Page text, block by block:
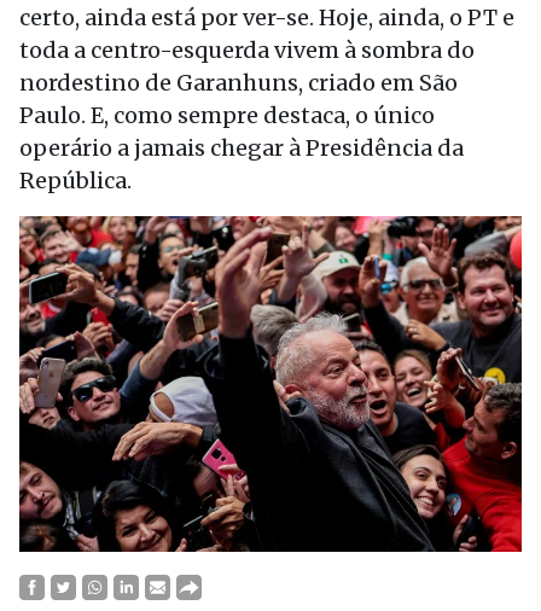
certo, ainda está por ver-se. Hoje, ainda, o PT e
toda a centro-esquerda vivem à sombra do
nordestino de Garanhuns, criado em São
Paulo. E, como sempre destaca, o único
operário a jamais chegar à Presidência da
República.